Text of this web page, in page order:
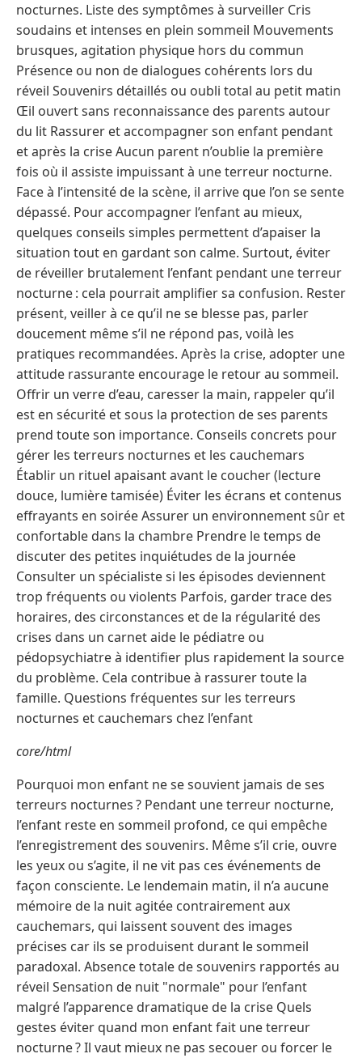
nocturnes. Liste des symptômes à surveiller Cris
soudains et intenses en plein sommeil Mouvements
brusques, agitation physique hors du commun
Présence ou non de dialogues cohérents lors du
réveil Souvenirs détaillés ou oubli total au petit matin
Œil ouvert sans reconnaissance des parents autour
du lit Rassurer et accompagner son enfant pendant
et après la crise Aucun parent n’oublie la première
fois où il assiste impuissant à une terreur nocturne.
Face à l’intensité de la scène, il arrive que l’on se sente
dépassé. Pour accompagner l’enfant au mieux,
quelques conseils simples permettent d’apaiser la
situation tout en gardant son calme. Surtout, éviter
de réveiller brutalement l’enfant pendant une terreur
nocturne : cela pourrait amplifier sa confusion. Rester
présent, veiller à ce qu’il ne se blesse pas, parler
doucement même s’il ne répond pas, voilà les
pratiques recommandées. Après la crise, adopter une
attitude rassurante encourage le retour au sommeil.
Offrir un verre d’eau, caresser la main, rappeler qu’il
est en sécurité et sous la protection de ses parents
prend toute son importance. Conseils concrets pour
gérer les terreurs nocturnes et les cauchemars
Établir un rituel apaisant avant le coucher (lecture
douce, lumière tamisée) Éviter les écrans et contenus
effrayants en soirée Assurer un environnement sûr et
confortable dans la chambre Prendre le temps de
discuter des petites inquiétudes de la journée
Consulter un spécialiste si les épisodes deviennent
trop fréquents ou violents Parfois, garder trace des
horaires, des circonstances et de la régularité des
crises dans un carnet aide le pédiatre ou
pédopsychiatre à identifier plus rapidement la source
du problème. Cela contribue à rassurer toute la
famille. Questions fréquentes sur les terreurs
nocturnes et cauchemars chez l’enfant
core/html
Pourquoi mon enfant ne se souvient jamais de ses
terreurs nocturnes ? Pendant une terreur nocturne,
l’enfant reste en sommeil profond, ce qui empêche
l’enregistrement des souvenirs. Même s’il crie, ouvre
les yeux ou s’agite, il ne vit pas ces événements de
façon consciente. Le lendemain matin, il n’a aucune
mémoire de la nuit agitée contrairement aux
cauchemars, qui laissent souvent des images
précises car ils se produisent durant le sommeil
paradoxal. Absence totale de souvenirs rapportés au
réveil Sensation de nuit "normale" pour l’enfant
malgré l’apparence dramatique de la crise Quels
gestes éviter quand mon enfant fait une terreur
nocturne ? Il vaut mieux ne pas secouer ou forcer le